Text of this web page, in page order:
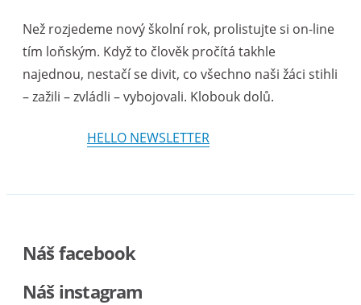
Než rozjedeme nový školní rok, prolistujte si on-line
tím loňským. Když to člověk pročítá takhle
najednou, nestačí se divit, co všechno naši žáci stihli
– zažili – zvládli – vybojovali. Klobouk dolů.
HELLO NEWSLETTER
Náš facebook
Náš instagram